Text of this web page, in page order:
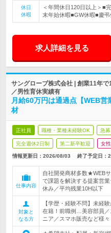
休日
休暇
＜年間休日120日以上＞■
末年始休暇■GW休暇■慶
求人詳細を見る
サングローブ株式会社 | 創業11年
／男性育休実績有
月給60万円は通過点【WEB
材
正社員 職種・業種未経験OK 急募
完全週休2日制 第二新卒歓迎 女
情報更新日：2026/08/03 終了予定日：
仕事内容
自社開発商材多数★WEB
で課題を解決する提案営
休み／平均残業10H以下
対象と
なる方
【学歴・経験不問】未経
在籍！前職例…美容部員／
ニア／スマホ販売など様々